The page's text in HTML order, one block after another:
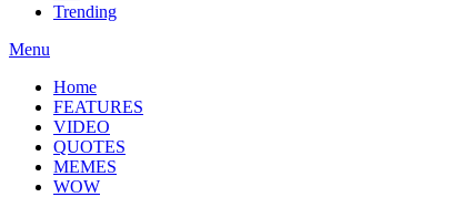
Trending
Menu
Home
FEATURES
VIDEO
QUOTES
MEMES
WOW